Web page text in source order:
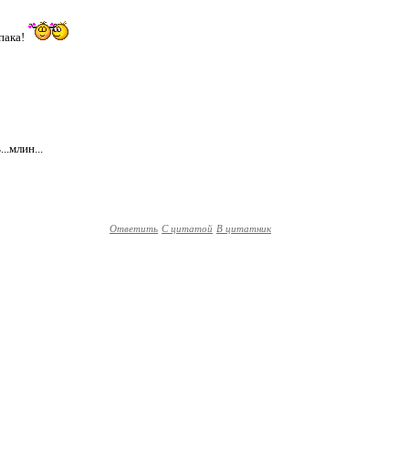
Ответить С цитатой В цитатник